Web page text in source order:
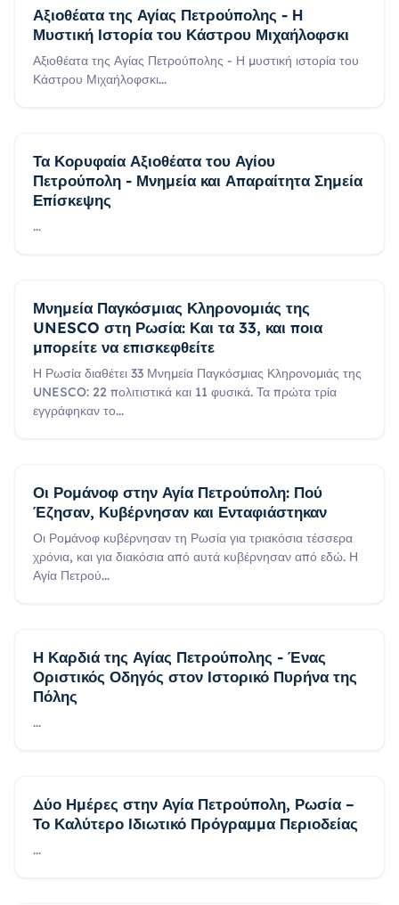
Αξιοθέατα της Αγίας Πετρούπολης - Η
Μυστική Ιστορία του Κάστρου Μιχαήλοφσκι
Αξιοθέατα της Αγίας Πετρούπολης - Η μυστική ιστορία του
Κάστρου Μιχαήλοφσκι...
Τα Κορυφαία Αξιοθέατα του Αγίου
Πετρούπολη - Μνημεία και Απαραίτητα Σημεία
Επίσκεψης
...
Μνημεία Παγκόσμιας Κληρονομιάς της
UNESCO στη Ρωσία: Και τα 33, και ποια
μπορείτε να επισκεφθείτε
Η Ρωσία διαθέτει 33 Μνημεία Παγκόσμιας Κληρονομιάς της
UNESCO: 22 πολιτιστικά και 11 φυσικά. Τα πρώτα τρία
εγγράφηκαν το...
Οι Ρομάνοφ στην Αγία Πετρούπολη: Πού
Έζησαν, Κυβέρνησαν και Ενταφιάστηκαν
Οι Ρομάνοφ κυβέρνησαν τη Ρωσία για τριακόσια τέσσερα
χρόνια, και για διακόσια από αυτά κυβέρνησαν από εδώ. Η
Αγία Πετρού...
Η Καρδιά της Αγίας Πετρούπολης - Ένας
Οριστικός Οδηγός στον Ιστορικό Πυρήνα της
Πόλης
...
Δύο Ημέρες στην Αγία Πετρούπολη, Ρωσία –
Το Καλύτερο Ιδιωτικό Πρόγραμμα Περιοδείας
...